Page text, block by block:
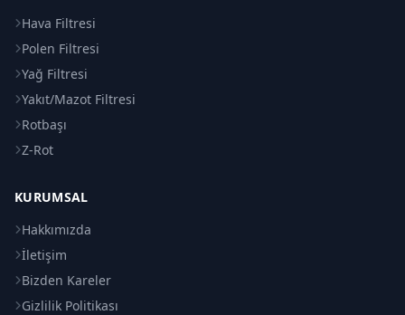
Hava Filtresi
Polen Filtresi
Yağ Filtresi
Yakıt/Mazot Filtresi
Rotbaşı
Z-Rot
KURUMSAL
Hakkımızda
İletişim
Bizden Kareler
Gizlilik Politikası